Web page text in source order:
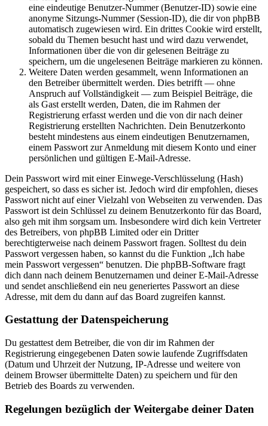
eine eindeutige Benutzer-Nummer (Benutzer-ID) sowie eine
anonyme Sitzungs-Nummer (Session-ID), die dir von phpBB
automatisch zugewiesen wird. Ein drittes Cookie wird erstellt,
sobald du Themen besucht hast und wird dazu verwendet,
Informationen über die von dir gelesenen Beiträge zu
speichern, um die ungelesenen Beiträge markieren zu können.
Weitere Daten werden gesammelt, wenn Informationen an
den Betreiber übermittelt werden. Dies betrifft — ohne
Anspruch auf Vollständigkeit — zum Beispiel Beiträge, die
als Gast erstellt werden, Daten, die im Rahmen der
Registrierung erfasst werden und die von dir nach deiner
Registrierung erstellten Nachrichten. Dein Benutzerkonto
besteht mindestens aus einem eindeutigen Benutzernamen,
einem Passwort zur Anmeldung mit diesem Konto und einer
persönlichen und gültigen E-Mail-Adresse.
Dein Passwort wird mit einer Einwege-Verschlüsselung (Hash)
gespeichert, so dass es sicher ist. Jedoch wird dir empfohlen, dieses
Passwort nicht auf einer Vielzahl von Webseiten zu verwenden. Das
Passwort ist dein Schlüssel zu deinem Benutzerkonto für das Board,
also geh mit ihm sorgsam um. Insbesondere wird dich kein Vertreter
des Betreibers, von phpBB Limited oder ein Dritter
berechtigterweise nach deinem Passwort fragen. Solltest du dein
Passwort vergessen haben, so kannst du die Funktion „Ich habe
mein Passwort vergessen“ benutzen. Die phpBB-Software fragt
dich dann nach deinem Benutzernamen und deiner E-Mail-Adresse
und sendet anschließend ein neu generiertes Passwort an diese
Adresse, mit dem du dann auf das Board zugreifen kannst.
Gestattung der Datenspeicherung
Du gestattest dem Betreiber, die von dir im Rahmen der
Registrierung eingegebenen Daten sowie laufende Zugriffsdaten
(Datum und Uhrzeit der Nutzung, IP-Adresse und weitere von
deinem Browser übermittelte Daten) zu speichern und für den
Betrieb des Boards zu verwenden.
Regelungen bezüglich der Weitergabe deiner Daten